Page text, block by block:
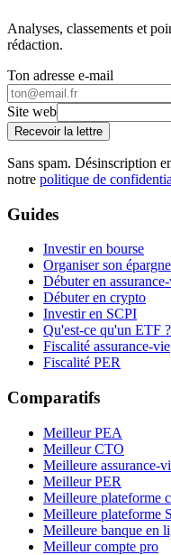
Analyses, classements et
rédaction.
Ton adresse e-mail
Site web
Recevoir la lettre
Sans spam. Désinscription
notre politique de
Guides
Investir en bourse
Organiser son épargne
Débuter en
Débuter en crypto
Investir en SCPI
Qu'est-ce qu'un ETF ?
Fiscalité assurance-vie
Fiscalité PER
Comparatifs
Meilleur PEA
Meilleur CTO
Meilleure assurance-
Meilleur PER
Meilleure plateforme
Meilleure plateforme
Meilleure banque en
Meilleur compte pro